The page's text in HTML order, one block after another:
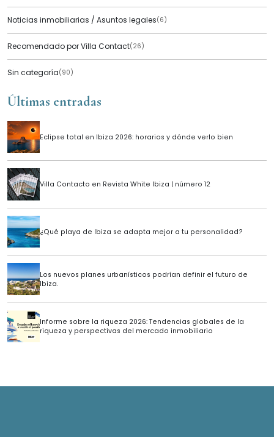
Noticias inmobiliarias / Asuntos legales(6)
Recomendado por Villa Contact(26)
Sin categoría(90)
Últimas entradas
Eclipse total en Ibiza 2026: horarios y dónde verlo bien
Villa Contacto en Revista White Ibiza | número 12
¿Qué playa de Ibiza se adapta mejor a tu personalidad?
Los nuevos planes urbanísticos podrían definir el futuro de
Ibiza.
Informe sobre la riqueza 2026: Tendencias globales de la
riqueza y perspectivas del mercado inmobiliario